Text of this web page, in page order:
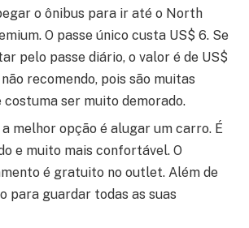
o ônibus para ir até o North
O passe único custa US$ 6. Se
pelo passe diário, o valor é de US$
recomendo, pois são muitas
costuma ser muito demorado.
a melhor opção é alugar um carro. É
e muito mais confortável. O
é gratuito no outlet. Além de
para guardar todas as suas